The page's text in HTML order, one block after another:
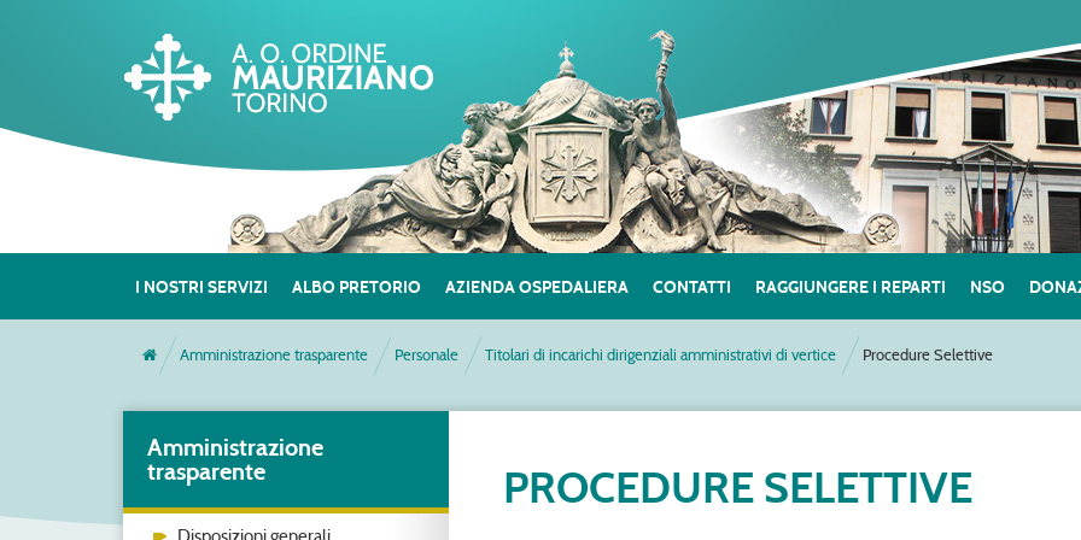
I NOSTRI SERVIZI ALBO PRETORIO AZIENDA OSPEDALIERA CONTATTI RAGGIUNGERE I REPARTI NSO
Amministrazione trasparente Personale Titolari di incarichi dirigenziali amministrativi di vertice Procedure Selettive
Amministrazione
trasparente
PROCEDURE SELETTIVE